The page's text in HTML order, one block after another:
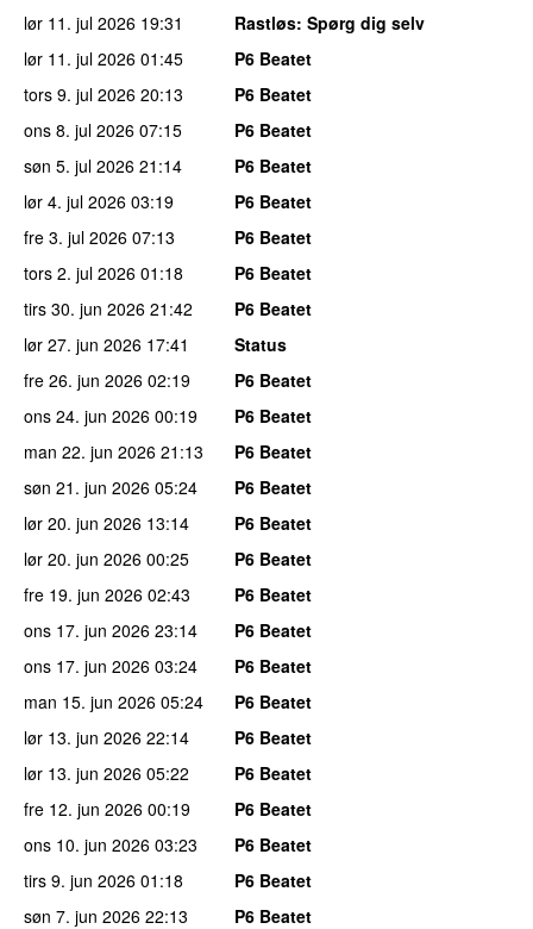
lør 11. jul 2026 19:31 Rastløs: Spørg dig selv
lør 11. jul 2026 01:45
P6 Beatet
tors 9. jul 2026 20:13
P6 Beatet
ons 8. jul 2026 07:15
P6 Beatet
søn 5. jul 2026 21:14
P6 Beatet
lør 4. jul 2026 03:19
P6 Beatet
fre 3. jul 2026 07:13
P6 Beatet
tors 2. jul 2026 01:18
P6 Beatet
tirs 30. jun 2026 21:42
P6 Beatet
lør 27. jun 2026 17:41
Status
fre 26. jun 2026 02:19
P6 Beatet
ons 24. jun 2026 00:19
P6 Beatet
man 22. jun 2026 21:13
P6 Beatet
søn 21. jun 2026 05:24
P6 Beatet
lør 20. jun 2026 13:14
P6 Beatet
lør 20. jun 2026 00:25
P6 Beatet
fre 19. jun 2026 02:43
P6 Beatet
ons 17. jun 2026 23:14
P6 Beatet
ons 17. jun 2026 03:24
P6 Beatet
man 15. jun 2026 05:24
P6 Beatet
lør 13. jun 2026 22:14
P6 Beatet
lør 13. jun 2026 05:22
P6 Beatet
fre 12. jun 2026 00:19
P6 Beatet
ons 10. jun 2026 03:23
P6 Beatet
tirs 9. jun 2026 01:18
P6 Beatet
søn 7. jun 2026 22:13
P6 Beatet